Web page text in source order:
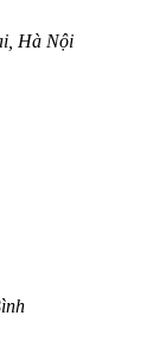
Hà Nội